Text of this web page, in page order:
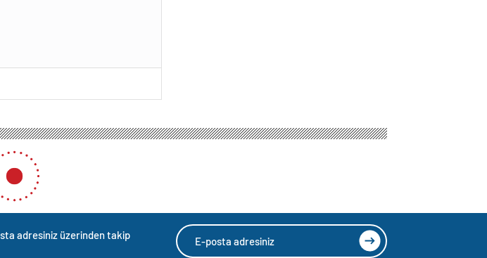
adresiniz üzerinden takip